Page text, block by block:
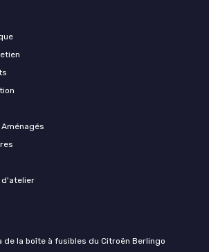
d'atelier
de la boîte à fusibles du Citroën Berlingo